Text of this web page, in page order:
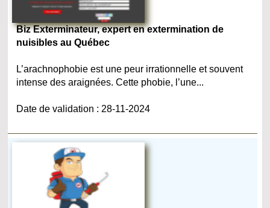
Biz Exterminateur, expert en extermination de
nuisibles au Québec
L’arachnophobie est une peur irrationnelle et souvent
intense des araignées. Cette phobie, l’une...
Date de validation : 28-11-2024